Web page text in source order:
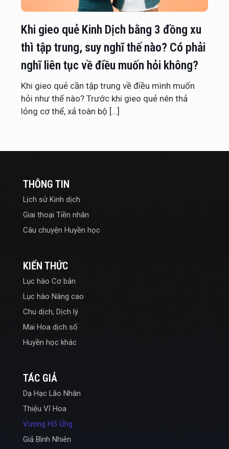
Khi gieo quẻ Kinh Dịch bằng 3 đồng xu
thì tập trung, suy nghĩ thế nào? Có phải
nghĩ liên tục về điều muốn hỏi không?
Khi gieo quẻ cần tập trung về điều mình muốn
hỏi như thế nào? Trước khi gieo quẻ nên thả
lỏng cơ thể, xả toàn bộ […]
THÔNG TIN
Lịch sử Kinh dịch
Giai thoại Tiền nhân
Câu chuyện Huyền học
KIẾN THỨC
Lục hào Cơ bản
Lục hào Nâng cao
Chu dịch, Dịch lý
Mai Hoa dịch số
Huyền học khác
TÁC GIẢ
Dạ Hạc Lão Nhân
Thiệu Vĩ Hoa
Vương Hổ Ứng
Giả Bình Nhiên